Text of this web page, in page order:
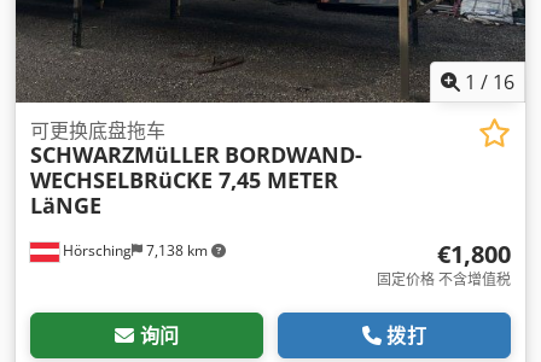
1 / 16
Hörsching 7,138 km
可更换底盘拖车
SCHWARZMüLLER BORDWAND-
WECHSELBRüCKE 7,45 METER
LäNGE
€1,800
固定价格 不含增值税
询问 拨打